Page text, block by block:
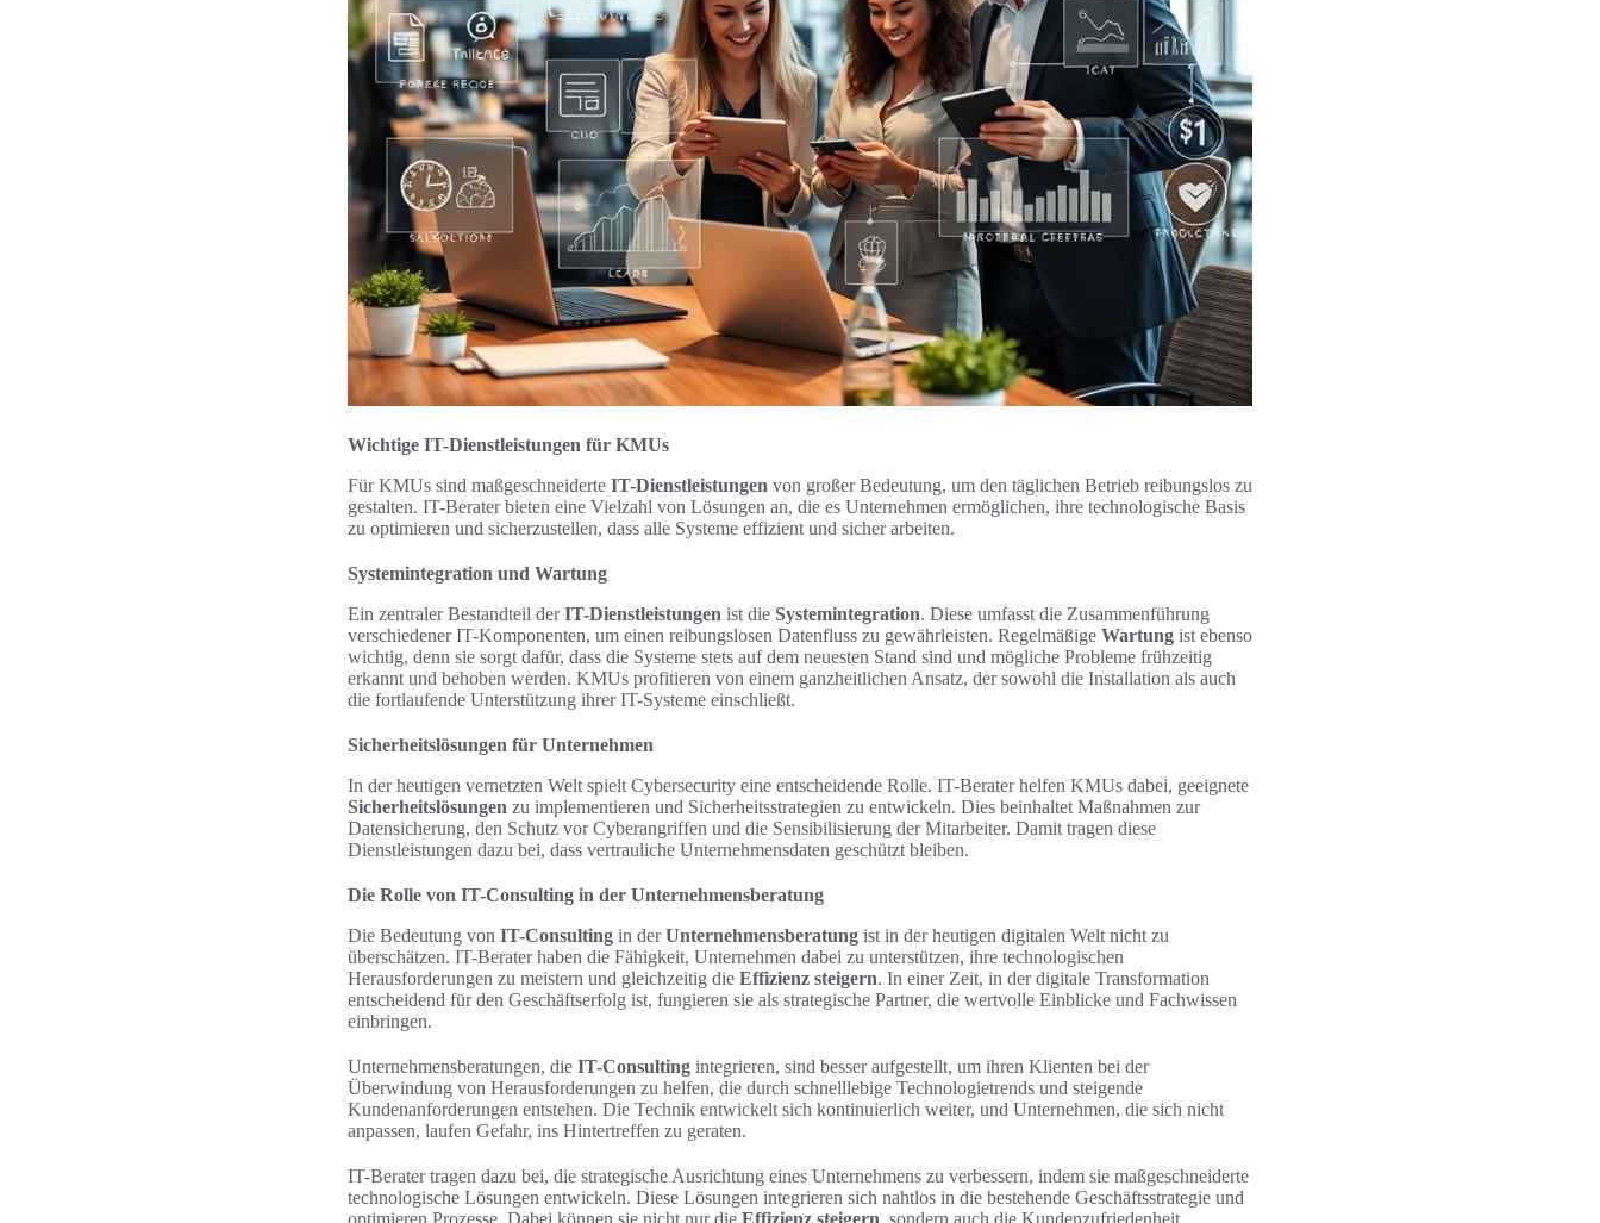
Wichtige IT-Dienstleistungen für KMUs
Für KMUs sind maßgeschneiderte IT-Dienstleistungen von großer Bedeutung, um den täglichen Betrieb reibungslos zu
gestalten. IT-Berater bieten eine Vielzahl von Lösungen an, die es Unternehmen ermöglichen, ihre technologische Basis
zu optimieren und sicherzustellen, dass alle Systeme effizient und sicher arbeiten.
Systemintegration und Wartung
Ein zentraler Bestandteil derIT-Dienstleistungen ist die Systemintegration. Diese umfasst die Zusammenführung
verschiedener IT-Komponenten, um einen reibungslosen Datenfluss zu gewährleisten. Regelmäßige Wartung ist ebenso
wichtig, denn sie sorgt dafür, dass die Systeme stets auf dem neuesten Stand sind und mögliche Probleme frühzeitig
erkannt und behoben werden. KMUs profitieren von einem ganzheitlichen Ansatz, der sowohl die Installation als auch
die fortlaufende Unterstützung ihrer IT-Systeme einschließt.
Sicherheitslösungen für Unternehmen
In der heutigen vernetzten Welt spielt Cybersecurity eine entscheidende Rolle. IT-Berater helfen KMUs dabei, geeignete
Sicherheitslösungen zu implementieren und Sicherheitsstrategien zu entwickeln. Dies beinhaltet Maßnahmen zur
Datensicherung, den Schutz vor Cyberangriffen und die Sensibilisierung der Mitarbeiter. Damit tragen diese
Dienstleistungen dazu bei, dass vertrauliche Unternehmensdaten geschützt bleiben.
Die Rolle von IT-Consulting in der Unternehmensberatung
Die Bedeutung von IT-Consulting in derUnternehmensberatung ist in der heutigen digitalen Welt nicht zu
überschätzen. IT-Berater haben die Fähigkeit, Unternehmen dabei zu unterstützen, ihre technologischen
Herausforderungen zu meistern und gleichzeitig die Effizienz steigern. In einer Zeit, in der digitale Transformation
entscheidend für den Geschäftserfolg ist, fungieren sie als strategische Partner, die wertvolle Einblicke und Fachwissen
einbringen.
Unternehmensberatungen, die IT-Consulting integrieren, sind besser aufgestellt, um ihren Klienten bei der
Überwindung von Herausforderungen zu helfen, die durch schnelllebige Technologietrends und steigende
Kundenanforderungen entstehen. Die Technik entwickelt sich kontinuierlich weiter, und Unternehmen, die sich nicht
anpassen, laufen Gefahr, ins Hintertreffen zu geraten.
IT-Berater tragen dazu bei, die strategische Ausrichtung eines Unternehmens zu verbessern, indem sie maßgeschneiderte
technologische Lösungen entwickeln. Diese Lösungen integrieren sich nahtlos in die bestehende Geschäftsstrategie und
optimieren Prozesse. Dabei können sie nicht nur die Effizienz steigern , sondern auch die Kundenzufriedenheit